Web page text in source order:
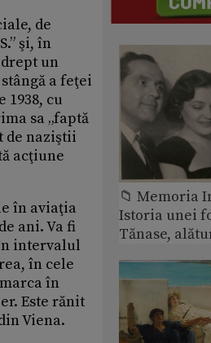
de
şi, în
un
a feţei
cu
sa „faptă
de naziştii
acţiune
în aviaţia
ani. Va fi
intervalul
în cele
în
Este rănit
Viena.
📁 Memoria
Istoria unei
Tănase,